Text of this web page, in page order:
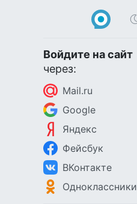
Войдите на сайт
через:
Mail.ru
Google
Яндекс
Фейсбук
ВКонтакте
Одноклассники